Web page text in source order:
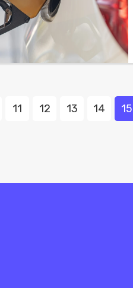
11 12 13 14 15